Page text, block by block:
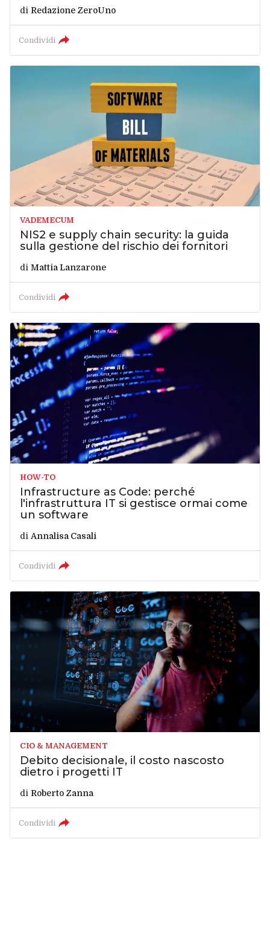
di Redazione ZeroUno
Condividi
VADEMECUM
NIS2 e supply chain security: la guida
sulla gestione del rischio dei fornitori
di Mattia Lanzarone
Condividi
HOW-TO
Infrastructure as Code: perché
l'infrastruttura IT si gestisce ormai come
un software
di Annalisa Casali
Condividi
CIO & MANAGEMENT
Debito decisionale, il costo nascosto
dietro i progetti IT
di Roberto Zanna
Condividi